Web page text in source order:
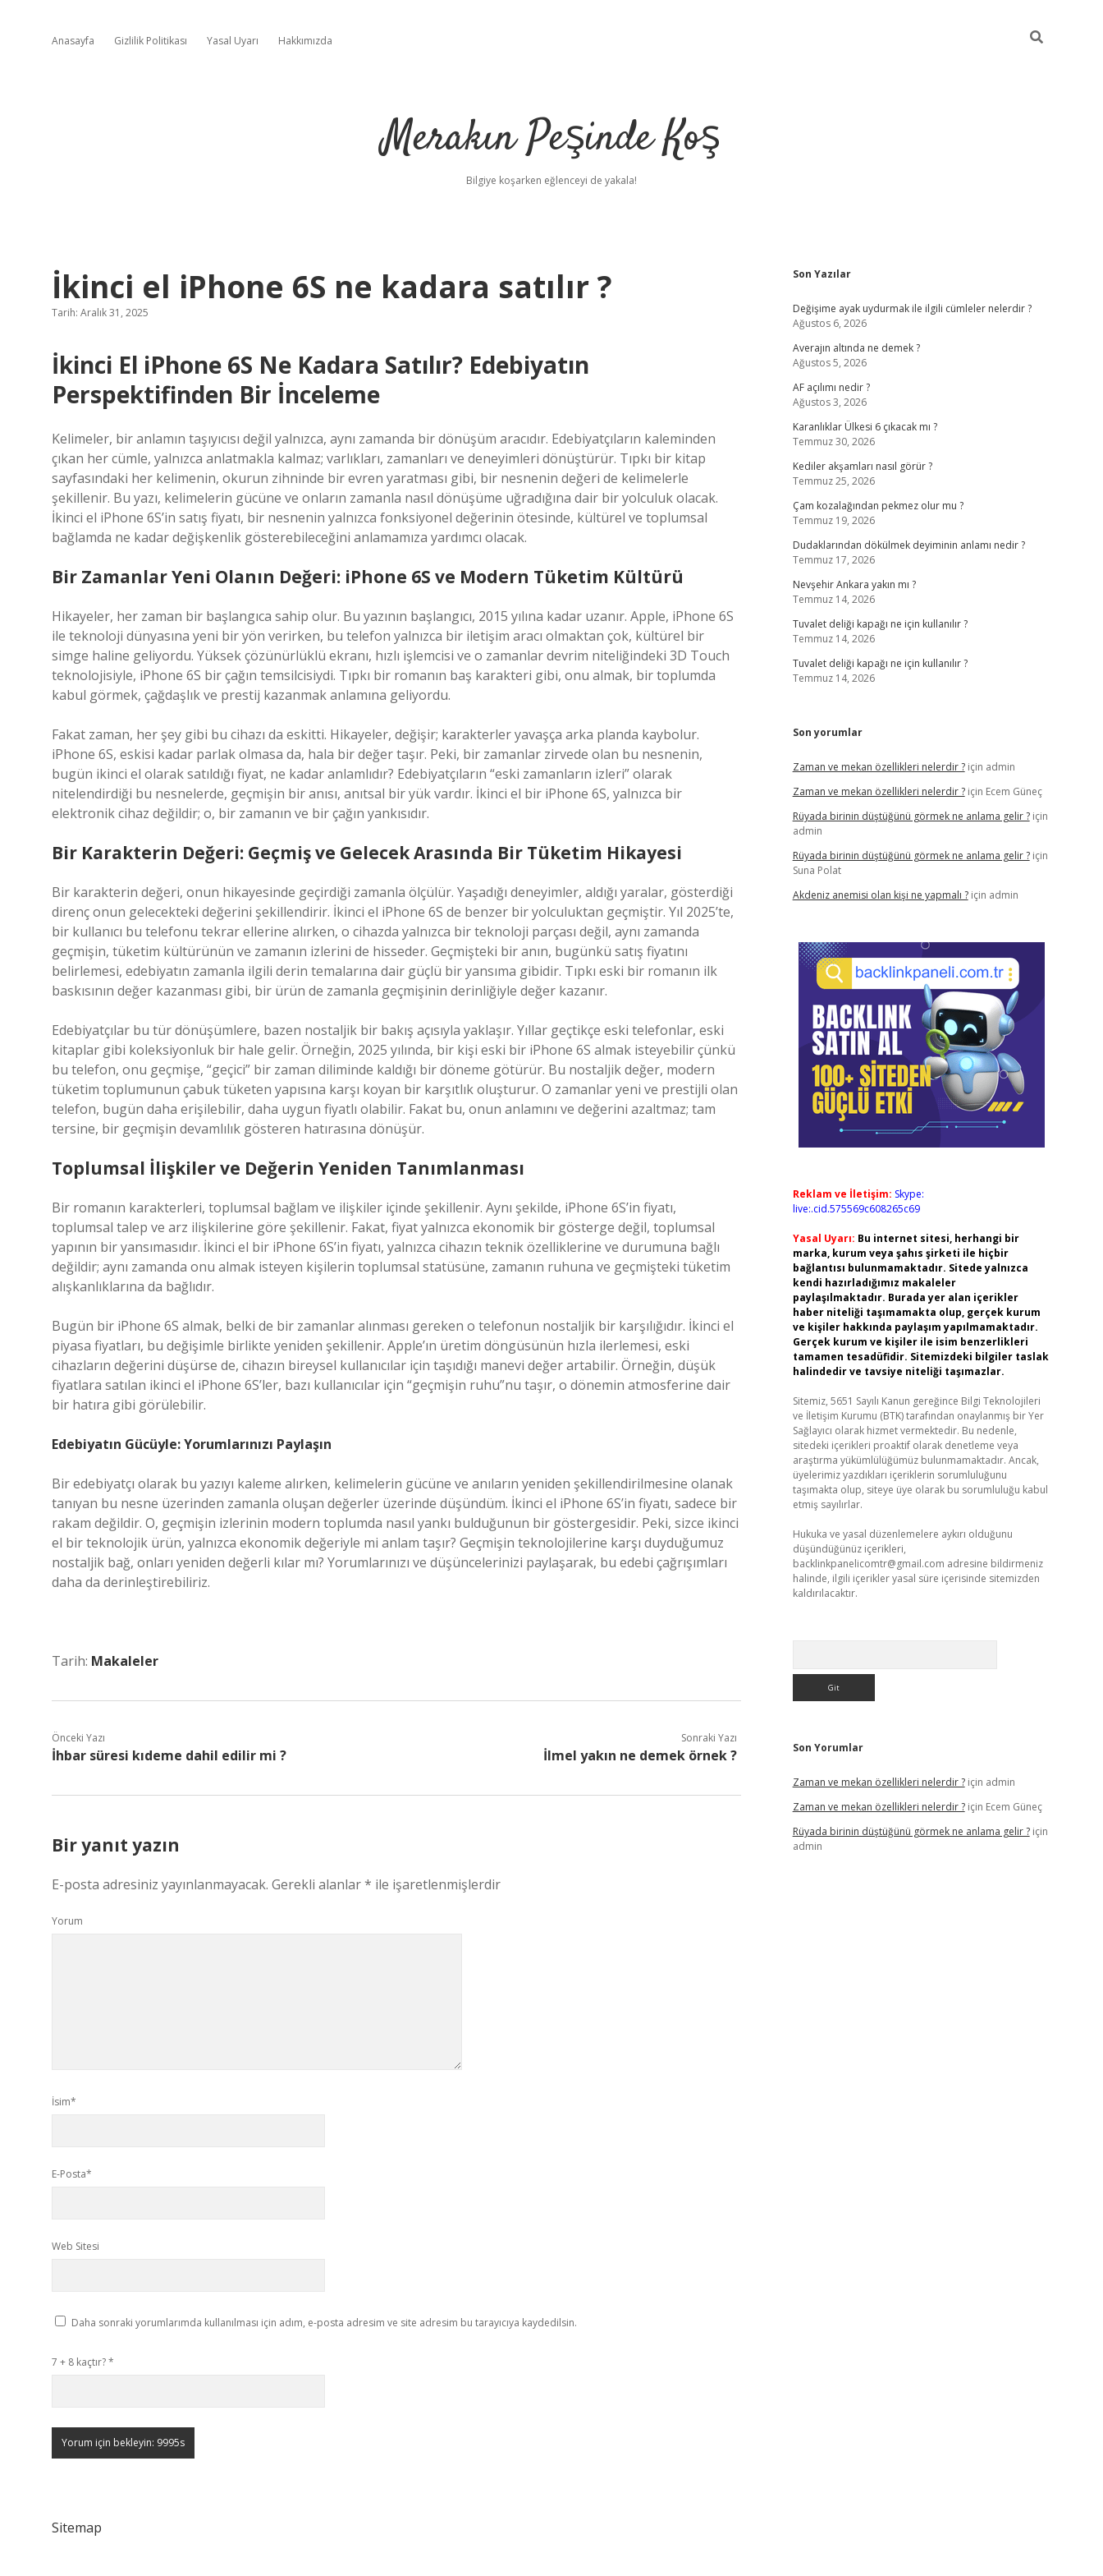
Anasayfa Gizlilik Politikası Yasal Uyarı Hakkımızda
Merakın Peşinde Koş
Bilgiye koşarken eğlenceyi de yakala!
İkinci el iPhone 6S ne kadara satılır ?
Tarih: Aralık 31, 2025
İkinci El iPhone 6S Ne Kadara Satılır? Edebiyatın
Perspektifinden Bir İnceleme
Kelimeler, bir anlamın taşıyıcısı değil yalnızca, aynı zamanda bir dönüşüm aracıdır. Edebiyatçıların kaleminden
çıkan her cümle, yalnızca anlatmakla kalmaz; varlıkları, zamanları ve deneyimleri dönüştürür. Tıpkı bir kitap
sayfasındaki her kelimenin, okurun zihninde bir evren yaratması gibi, bir nesnenin değeri de kelimelerle
şekillenir. Bu yazı, kelimelerin gücüne ve onların zamanla nasıl dönüşüme uğradığına dair bir yolculuk olacak.
İkinci el iPhone 6S’in satış fiyatı, bir nesnenin yalnızca fonksiyonel değerinin ötesinde, kültürel ve toplumsal
bağlamda ne kadar değişkenlik gösterebileceğini anlamamıza yardımcı olacak.
Bir Zamanlar Yeni Olanın Değeri: iPhone 6S ve Modern Tüketim Kültürü
Hikayeler, her zaman bir başlangıca sahip olur. Bu yazının başlangıcı, 2015 yılına kadar uzanır. Apple, iPhone 6S
ile teknoloji dünyasına yeni bir yön verirken, bu telefon yalnızca bir iletişim aracı olmaktan çok, kültürel bir
simge haline geliyordu. Yüksek çözünürlüklü ekranı, hızlı işlemcisi ve o zamanlar devrim niteliğindeki 3D Touch
teknolojisiyle, iPhone 6S bir çağın temsilcisiydi. Tıpkı bir romanın baş karakteri gibi, onu almak, bir toplumda
kabul görmek, çağdaşlık ve prestij kazanmak anlamına geliyordu.
Fakat zaman, her şey gibi bu cihazı da eskitti. Hikayeler, değişir; karakterler yavaşça arka planda kaybolur.
iPhone 6S, eskisi kadar parlak olmasa da, hala bir değer taşır. Peki, bir zamanlar zirvede olan bu nesnenin,
bugün ikinci el olarak satıldığı fiyat, ne kadar anlamlıdır? Edebiyatçıların “eski zamanların izleri” olarak
nitelendirdiği bu nesnelerde, geçmişin bir anısı, anıtsal bir yük vardır. İkinci el bir iPhone 6S, yalnızca bir
elektronik cihaz değildir; o, bir zamanın ve bir çağın yankısıdır.
Bir Karakterin Değeri: Geçmiş ve Gelecek Arasında Bir Tüketim Hikayesi
Bir karakterin değeri, onun hikayesinde geçirdiği zamanla ölçülür. Yaşadığı deneyimler, aldığı yaralar, gösterdiği
direnç onun gelecekteki değerini şekillendirir. İkinci el iPhone 6S de benzer bir yolculuktan geçmiştir. Yıl 2025’te,
bir kullanıcı bu telefonu tekrar ellerine alırken, o cihazda yalnızca bir teknoloji parçası değil, aynı zamanda
geçmişin, tüketim kültürünün ve zamanın izlerini de hisseder. Geçmişteki bir anın, bugünkü satış fiyatını
belirlemesi, edebiyatın zamanla ilgili derin temalarına dair güçlü bir yansıma gibidir. Tıpkı eski bir romanın ilk
baskısının değer kazanması gibi, bir ürün de zamanla geçmişinin derinliğiyle değer kazanır.
Edebiyatçılar bu tür dönüşümlere, bazen nostaljik bir bakış açısıyla yaklaşır. Yıllar geçtikçe eski telefonlar, eski
kitaplar gibi koleksiyonluk bir hale gelir. Örneğin, 2025 yılında, bir kişi eski bir iPhone 6S almak isteyebilir çünkü
bu telefon, onu geçmişe, “geçici” bir zaman diliminde kaldığı bir döneme götürür. Bu nostaljik değer, modern
tüketim toplumunun çabuk tüketen yapısına karşı koyan bir karşıtlık oluşturur. O zamanlar yeni ve prestijli olan
telefon, bugün daha erişilebilir, daha uygun fiyatlı olabilir. Fakat bu, onun anlamını ve değerini azaltmaz; tam
tersine, bir geçmişin devamlılık gösteren hatırasına dönüşür.
Toplumsal İlişkiler ve Değerin Yeniden Tanımlanması
Bir romanın karakterleri, toplumsal bağlam ve ilişkiler içinde şekillenir. Aynı şekilde, iPhone 6S’in fiyatı,
toplumsal talep ve arz ilişkilerine göre şekillenir. Fakat, fiyat yalnızca ekonomik bir gösterge değil, toplumsal
yapının bir yansımasıdır. İkinci el bir iPhone 6S’in fiyatı, yalnızca cihazın teknik özelliklerine ve durumuna bağlı
değildir; aynı zamanda onu almak isteyen kişilerin toplumsal statüsüne, zamanın ruhuna ve geçmişteki tüketim
alışkanlıklarına da bağlıdır.
Bugün bir iPhone 6S almak, belki de bir zamanlar alınması gereken o telefonun nostaljik bir karşılığıdır. İkinci el
piyasa fiyatları, bu değişimle birlikte yeniden şekillenir. Apple’ın üretim döngüsünün hızla ilerlemesi, eski
cihazların değerini düşürse de, cihazın bireysel kullanıcılar için taşıdığı manevi değer artabilir. Örneğin, düşük
fiyatlara satılan ikinci el iPhone 6S’ler, bazı kullanıcılar için “geçmişin ruhu”nu taşır, o dönemin atmosferine dair
bir hatıra gibi görülebilir.
Edebiyatın Gücüyle: Yorumlarınızı Paylaşın
Bir edebiyatçı olarak bu yazıyı kaleme alırken, kelimelerin gücüne ve anıların yeniden şekillendirilmesine olanak
tanıyan bu nesne üzerinden zamanla oluşan değerler üzerinde düşündüm. İkinci el iPhone 6S’in fiyatı, sadece bir
rakam değildir. O, geçmişin izlerinin modern toplumda nasıl yankı bulduğunun bir göstergesidir. Peki, sizce ikinci
el bir teknolojik ürün, yalnızca ekonomik değeriyle mi anlam taşır? Geçmişin teknolojilerine karşı duyduğumuz
nostaljik bağ, onları yeniden değerli kılar mı? Yorumlarınızı ve düşüncelerinizi paylaşarak, bu edebi çağrışımları
daha da derinleştirebiliriz.
Tarih: Makaleler
Önceki Yazı
İhbar süresi kıdeme dahil edilir mi ?
Sonraki Yazı
İlmel yakın ne demek örnek ?
Bir yanıt yazın
E-posta adresiniz yayınlanmayacak. Gerekli alanlar* ile işaretlenmişlerdir
Yorum
İsim*
E-Posta*
Web Sitesi
Daha sonraki yorumlarımda kullanılması için adım, e-posta adresim ve site adresim bu tarayıcıya kaydedilsin.
7 + 8 kaçtır?*
Sitemap
Sidebar
Son Yazılar
Değişime ayak uydurmak ile ilgili cümleler nelerdir ?
Ağustos 6, 2026
Averajın altında ne demek ?
Ağustos 5, 2026
AF açılımı nedir ?
Ağustos 3, 2026
Karanlıklar Ülkesi 6 çıkacak mı ?
Temmuz 30, 2026
Kediler akşamları nasıl görür ?
Temmuz 25, 2026
Çam kozalağından pekmez olur mu ?
Temmuz 19, 2026
Dudaklarından dökülmek deyiminin anlamı nedir ?
Temmuz 17, 2026
Nevşehir Ankara yakın mı ?
Temmuz 14, 2026
Tuvalet deliği kapağı ne için kullanılır ?
Temmuz 14, 2026
Tuvalet deliği kapağı ne için kullanılır ?
Temmuz 14, 2026
Son yorumlar
Zaman ve mekan özellikleri nelerdir ?için admin
Zaman ve mekan özellikleri nelerdir ?için Ecem Güneç
Rüyada birinin düştüğünü görmek ne anlama gelir ?için
admin
Rüyada birinin düştüğünü görmek ne anlama gelir ?için
Suna Polat
Akdeniz anemisi olan kişi ne yapmalı ?için admin
Reklam ve İletişim: Skype:
live:.cid.575569c608265c69
Yasal Uyarı: Bu internet sitesi, herhangi bir
marka, kurum veya şahıs şirketi ile hiçbir
bağlantısı bulunmamaktadır. Sitede yalnızca
kendi hazırladığımız makaleler
paylaşılmaktadır. Burada yer alan içerikler
haber niteliği taşımamakta olup, gerçek kurum
ve kişiler hakkında paylaşım yapılmamaktadır.
Gerçek kurum ve kişiler ile isim benzerlikleri
tamamen tesadüfidir. Sitemizdeki bilgiler taslak
halindedir ve tavsiye niteliği taşımazlar.
Sitemiz, 5651 Sayılı Kanun gereğince Bilgi Teknolojileri
ve İletişim Kurumu (BTK) tarafından onaylanmış bir Yer
Sağlayıcı olarak hizmet vermektedir. Bu nedenle,
sitedeki içerikleri proaktif olarak denetleme veya
araştırma yükümlülüğümüz bulunmamaktadır. Ancak,
üyelerimiz yazdıkları içeriklerin sorumluluğunu
taşımakta olup, siteye üye olarak bu sorumluluğu kabul
etmiş sayılırlar.
Hukuka ve yasal düzenlemelere aykırı olduğunu
düşündüğünüz içerikleri,
backlinkpanelicomtr@gmail.com adresine bildirmeniz
halinde, ilgili içerikler yasal süre içerisinde sitemizden
kaldırılacaktır.
Son Yorumlar
Zaman ve mekan özellikleri nelerdir ?için admin
Zaman ve mekan özellikleri nelerdir ?için Ecem Güneç
Rüyada birinin düştüğünü görmek ne anlama gelir ?için
admin